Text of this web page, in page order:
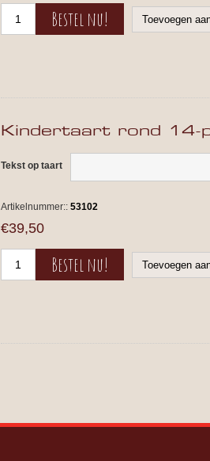
Kindertaart rond 14-
Tekst op taart
Artikelnummer:: 53102
€39,50